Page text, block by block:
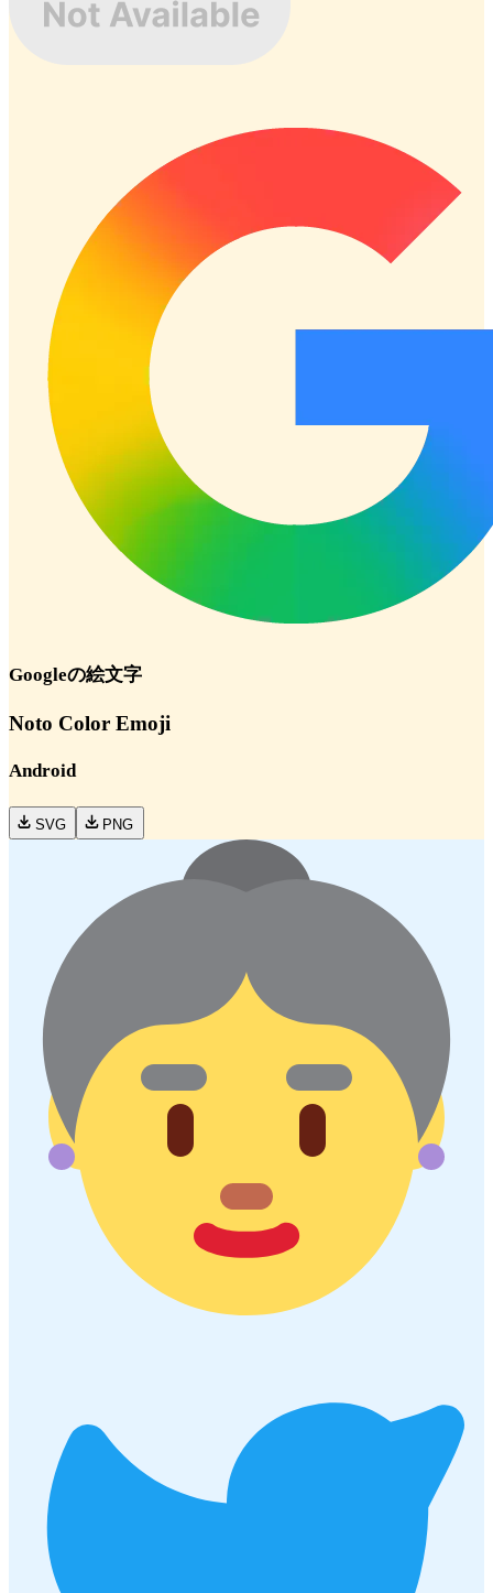
Googleの絵文字
Noto Color Emoji
Android
SVG PNG